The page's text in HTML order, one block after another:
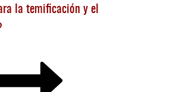
la temificación y el